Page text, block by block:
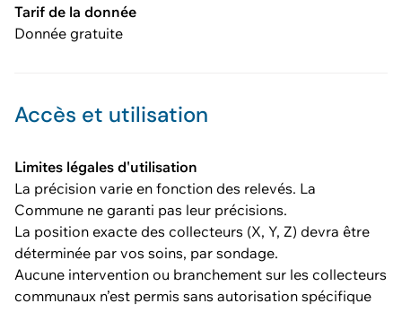
Tarif de la donnée
Donnée gratuite
Accès et utilisation
Limites légales d'utilisation
La précision varie en fonction des relevés. La
Commune ne garanti pas leur précisions.
La position exacte des collecteurs (X, Y, Z) devra être
déterminée par vos soins, par sondage.
Aucune intervention ou branchement sur les collecteurs
communaux n’est permis sans autorisation spécifique